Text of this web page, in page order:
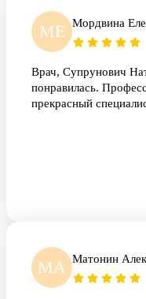
МЕ Мордвина
Врач, Супрунович
понравилась.
прекрасный
МА Матонин